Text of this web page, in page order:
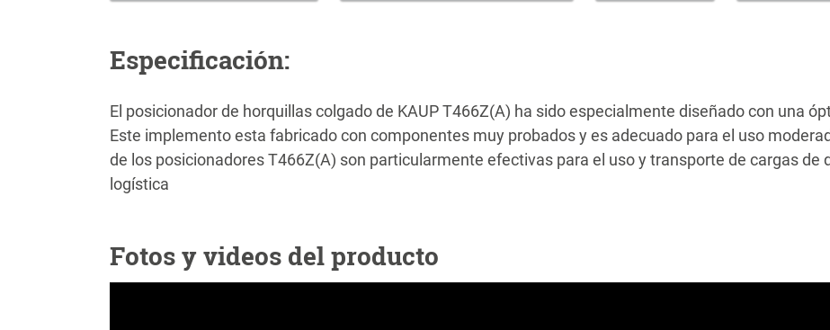
Especificación:
El posicionador de horquillas colgado de KAUP T466Z(A) ha sido especialmente diseñado con una
Este implemento esta fabricado con componentes muy probados y es adecuado para el uso
de los posicionadores T466Z(A) son particularmente efectivas para el uso y transporte de cargas de
logística
Fotos y videos del producto